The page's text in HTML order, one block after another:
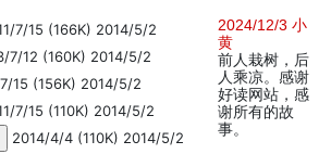
7/15 (166K) 2014/5/2
7/12 (160K) 2014/5/2
15 (156K) 2014/5/2
7/15 (110K) 2014/5/2
2014/4/4 (110K) 2014/5/2
2024/12/3 小
黄
前人栽树，后
人乘凉。感谢
好读网站，感
谢所有的故
事。